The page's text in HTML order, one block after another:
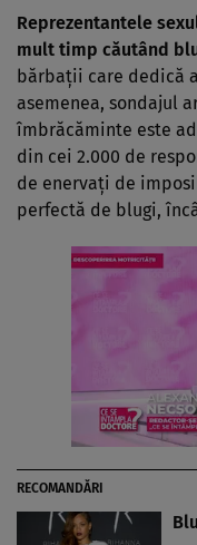
Reprezentantele
mult timp căutând
bărbaţii care dedică
asemenea, sondajul
îmbrăcăminte este
din cei 2.000 de
de enervaţi de
perfectă de blugi,
RECOMANDĂRI